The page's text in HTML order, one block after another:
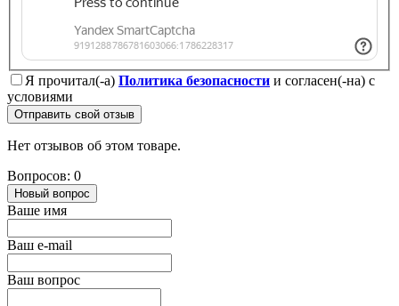
Я прочитал(-а) Политика безопасности и согласен(-на) с
условиями
Отправить свой отзыв
Нет отзывов об этом товаре.
Вопросов: 0
Новый вопрос
Ваше имя
Ваш e-mail
Ваш вопрос